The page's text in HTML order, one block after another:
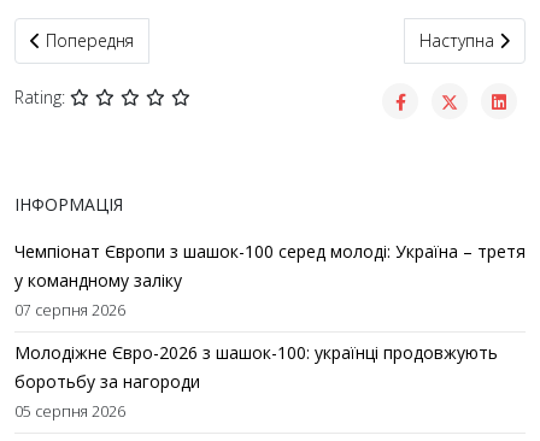
Попередня стаття: Чемпіонат світу – 2025 (блискавична гра)
Попередня Наступна
Наступна
Rating:
ІНФОРМАЦІЯ
Чемпіонат Європи з шашок-100 серед молоді: Україна – третя
у командному заліку
07 серпня 2026
Молодіжне Євро-2026 з шашок-100: українці продовжують
боротьбу за нагороди
05 серпня 2026